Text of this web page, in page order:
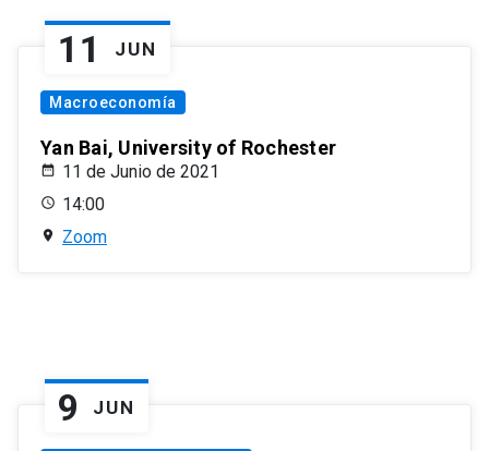
11 JUN
Macroeconomía
Yan Bai, University of Rochester
11 de Junio de 2021
14:00
Zoom
9 JUN